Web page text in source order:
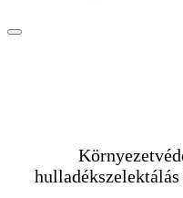
hulladékszelektálás